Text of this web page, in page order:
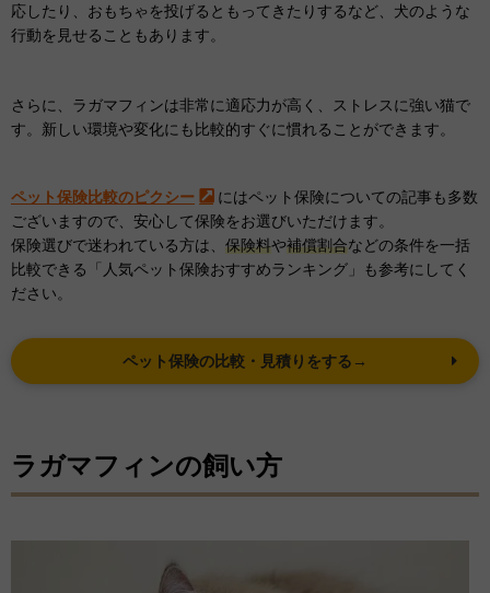
応したり、おもちゃを投げるともってきたりするなど、犬のような
行動を見せることもあります。
さらに、ラガマフィンは非常に適応力が高く、ストレスに強い猫で
す。新しい環境や変化にも比較的すぐに慣れることができます。
ペット保険比較のピクシー
にはペット保険についての記事も多数
ございますので、安心して保険をお選びいただけます。
保険選びで迷われている方は、 保険料や補償割合などの条件を一括
比較できる「人気ペット保険おすすめランキング」も参考にしてく
ださい。
ペット保険の比較・見積りをする→
ラガマフィンの飼い方